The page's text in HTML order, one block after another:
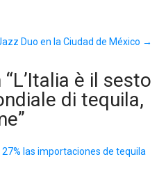
Duo en la Ciudad de México →
L’Italia è il sesto
di tequila,
”
las importaciones de tequila